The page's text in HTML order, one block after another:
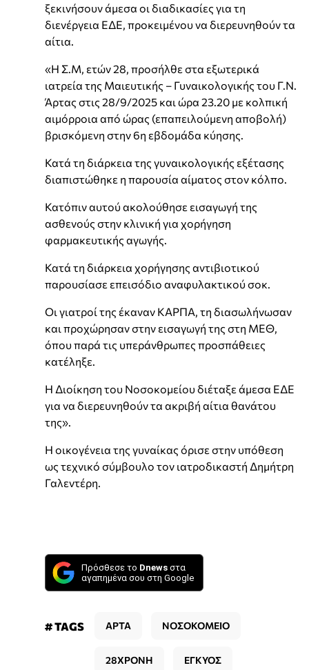
ξεκινήσουν άμεσα οι διαδικασίες για τη
διενέργεια ΕΔΕ, προκειμένου να διερευνηθούν τα
αίτια.
«Η Σ.Μ, ετών 28, προσήλθε στα εξωτερικά
ιατρεία της Μαιευτικής – Γυναικολογικής του Γ.Ν.
Άρτας στις 28/9/2025 και ώρα 23.20 με κολπική
αιμόρροια από ώρας (επαπειλούμενη αποβολή)
βρισκόμενη στην 6η εβδομάδα κύησης.
Κατά τη διάρκεια της γυναικολογικής εξέτασης
διαπιστώθηκε η παρουσία αίματος στον κόλπο.
Κατόπιν αυτού ακολούθησε εισαγωγή της
ασθενούς στην κλινική για χορήγηση
φαρμακευτικής αγωγής.
Κατά τη διάρκεια χορήγησης αντιβιοτικού
παρουσίασε επεισόδιο αναφυλακτικού σοκ.
Οι γιατροί της έκαναν ΚΑΡΠΑ, τη διασωλήνωσαν
και προχώρησαν στην εισαγωγή της στη ΜΕΘ,
όπου παρά τις υπεράνθρωπες προσπάθειες
κατέληξε.
Η Διοίκηση του Νοσοκομείου διέταξε άμεσα ΕΔΕ
για να διερευνηθούν τα ακριβή αίτια θανάτου
της».
Η οικογένεια της γυναίκας όρισε στην υπόθεση
ως τεχνικό σύμβουλο τον ιατροδικαστή Δημήτρη
Γαλεντέρη.
Πρόσθεσε το Dnews στα
αγαπημένα σου στη Google
# TAGS ΑΡΤΑ ΝΟΣΟΚΟΜΕΙΟ
28ΧΡΟΝΗ ΕΓΚΥΟΣ